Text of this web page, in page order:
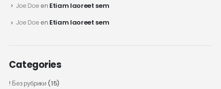
Joe Doe en Etiam laoreet sem
Joe Doe en Etiam laoreet sem
Categories
! Без рубрики(15)